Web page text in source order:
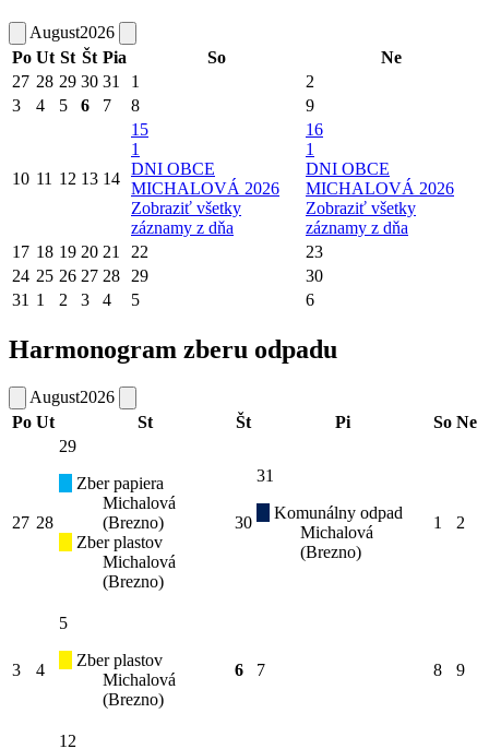
August2026
Po Ut St Št Pia So
Ne
27 28 29 30 31 1
2
3
4 5 6 7 8 9
10 11 12 13 14
15
1
DNI OBCE
MICHALOVÁ 2026
Zobraziť všetky
záznamy z dňa
16
1
DNI OBCE
MICHALOVÁ 2026
Zobraziť všetky
záznamy z dňa
17 18 19 20 21 22
23
24 25 26 27 28 29
30
31 1 2 3 4 5 6
Harmonogram zberu odpadu
August2026
Po Ut St Št Pi So Ne
27 28
29
Zber papiera
Michalová
(Brezno)
Zber plastov
Michalová
(Brezno)
30
31
Komunálny odpad
Michalová
(Brezno)
1 2
3 4
5
Zber plastov
Michalová
(Brezno)
6 7 8 9
12